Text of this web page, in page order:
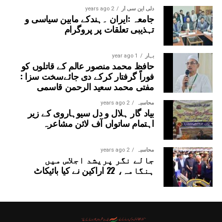
دلی این سی آر 2 years ago
جامعہ :ایران ۔ہندکے مابین سیاسی و
تہذیبی تعلقات پر پروگرام
بہار 1 year ago
حافظ محمد منصور عالم کے قاتلوں کو
فوراً گرفتار کرکے دی جائےسخت سزا :
مفتی محمد سعید الرحمن قاسمی
محاسبہ 2 years ago
بیاد گار ہلال و دل سیوہاروی کے زیر
اہتمام ساتواں آف لائن مشاعرہ
محاسبہ 2 years ago
جالے نگر پریشد اجلاس میں
ہنگامہ، 22 اراکین نے کیا بائیکاٹ